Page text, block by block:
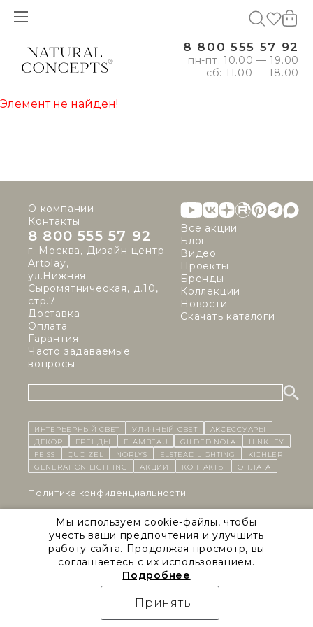
8 800 555 57 92
пн-пт: 10.00 — 19.00
сб: 11.00 — 18.00
Элемент не найден!
О компании
Контакты
8 800 555 57 92
г. Москва, Дизайн-центр
Artplay,
ул.Нижняя
Сыромятническая, д.10,
стр.7
Доставка
Оплата
Гарантия
Часто задаваемые
вопросы
Все акции
Блог
Видео
Проекты
Бренды
Коллекции
Новости
Скачать каталоги
ИНТЕРЬЕРНЫЙ СВЕТ уличный СВЕТ
Аксессуары
декор
бренды Flambeau Gilded Nola
Hinkley
Feiss
Quoizel Norlys Elstead Lighting
Kichler
Generation Lighting
Акции контакты Оплата
Политика конфиденциальности
Cоглашение на обработку персональных данных
Публичная оферта
Natural Concepts 2026 © Все права защищены
Мы используем cookie-файлы, чтобы
учесть ваши предпочтения и улучшить
работу сайта. Продолжая просмотр, вы
соглашаетесь с их использованием.
Подробнее
Принять